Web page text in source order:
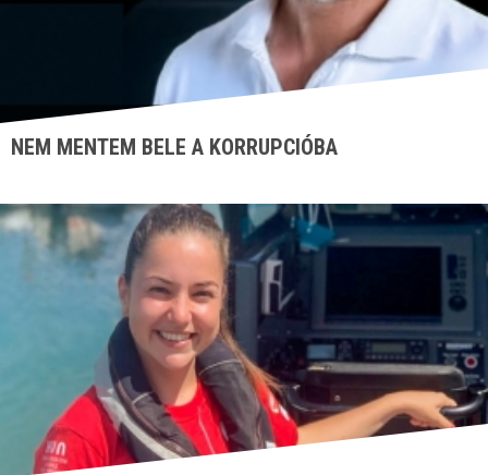
NEM MENTEM BELE A KORRUPCIÓBA